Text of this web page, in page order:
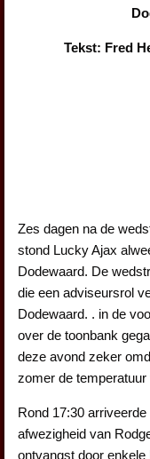
Tekst: Fred
Zes dagen na de
stond Lucky Ajax
Dodewaard. De
die een adviseursrol
Dodewaard. . in de
over de toonbank
deze avond zeker
zomer de
Rond 17:30
afwezigheid van
ontvangst door